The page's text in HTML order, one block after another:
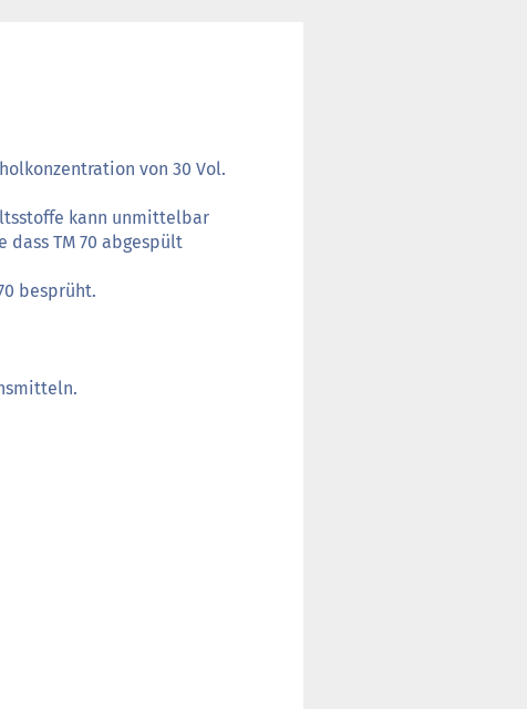
von 30 Vol.
kann unmittelbar
dass TM 70 abgespült
besprüht.